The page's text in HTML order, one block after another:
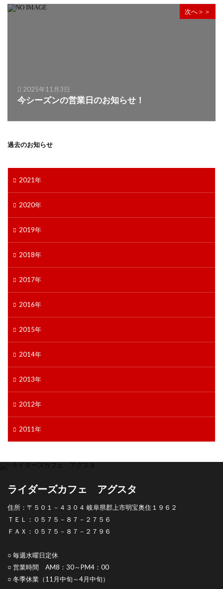
次へ＞＞
2025年11月3日
今シーズンの営業日のお知らせ！
過去のお知らせ
2021年
2020年
2019年
2018年
2017年
2016年
2015年
2014年
2013年
2012年
2011年
ライダーズカフェ アグスタ
住所：〒５０１－４３０４ 岐阜県郡上市明宝奥住１９６２
ＴＥＬ： ０５７５－８７－２７５６
ＦＡＸ：０５７５－８７－２７９６
○ 毎週水曜日定休
○ 営業時間 AM8：30～PM4：00
○ 冬季休業（11月中旬～4月中旬）